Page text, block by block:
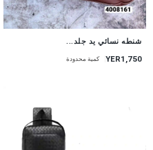
شنطه نسائي يد جلد...
YER1,750 كمية محدودة